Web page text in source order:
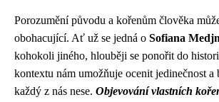
Porozumění původu a kořenům člověka
obohacující. Ať už se jedná o Sofiana
kohokoli jiného, ​​hlouběji se ponořit do
kontextu nám umožňuje ocenit jedinečnost a
každý z nás nese. Objevování vlastních